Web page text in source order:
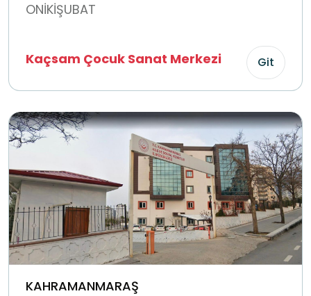
ONİKİŞUBAT
Kaçsam Çocuk Sanat Merkezi Git
KAHRAMANMARAŞ